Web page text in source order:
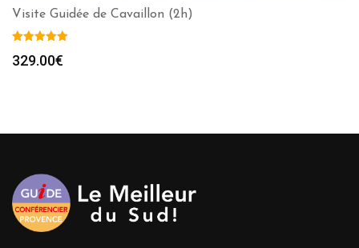
Visite Guidée de Cavaillon (2h)
329.00€